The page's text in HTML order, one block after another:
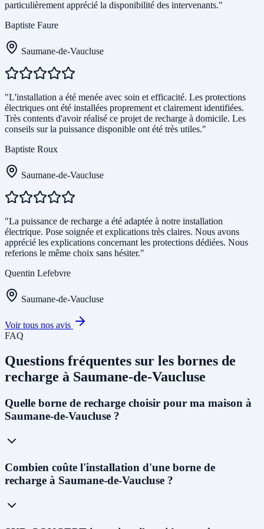
particulièrement apprécié la disponibilité des intervenants."
Baptiste Faure
Saumane-de-Vaucluse
"L'installation a été menée avec soin et efficacité. Les protections
électriques ont été installées proprement et clairement identifiées.
Très contents d'avoir réalisé ce projet de recharge à domicile. Les
conseils sur la puissance disponible ont été très utiles."
Baptiste Roux
Saumane-de-Vaucluse
"La puissance de recharge a été adaptée à notre installation
électrique. Pose soignée et explications très claires. Nous avons
apprécié les explications concernant les protections dédiées. Nous
referions le même choix sans hésiter."
Quentin Lefebvre
Saumane-de-Vaucluse
Voir tous nos avis
FAQ
Questions fréquentes sur les bornes de
recharge à Saumane-de-Vaucluse
Quelle borne de recharge choisir pour ma maison à
Saumane-de-Vaucluse ?
Pour un usage résidentiel à Saumane-de-Vaucluse, nous
recommandons une
wallbox 7kW monophasée
foyers. Si votre abonnement est triphasé, une borne
installation électrique - notre technicien vous conseillera lors du
Combien coûte l'installation d'une borne de
recharge à Saumane-de-Vaucluse ?